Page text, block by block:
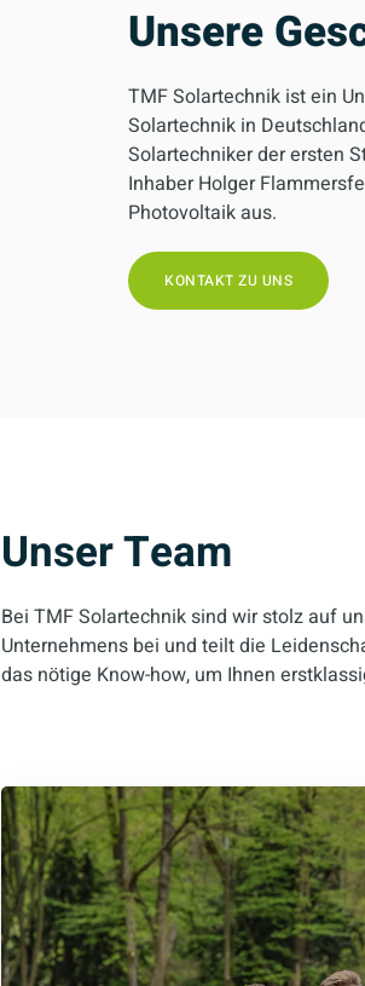
Unsere
TMF Solartechnik ist ein
Solartechnik in
Solartechniker der ersten
Inhaber Holger
Photovoltaik aus.
KONTAKT ZU UNS
Unser Team
Bei TMF Solartechnik sind wir stolz auf
Unternehmens bei und teilt die
das nötige Know-how, um Ihnen